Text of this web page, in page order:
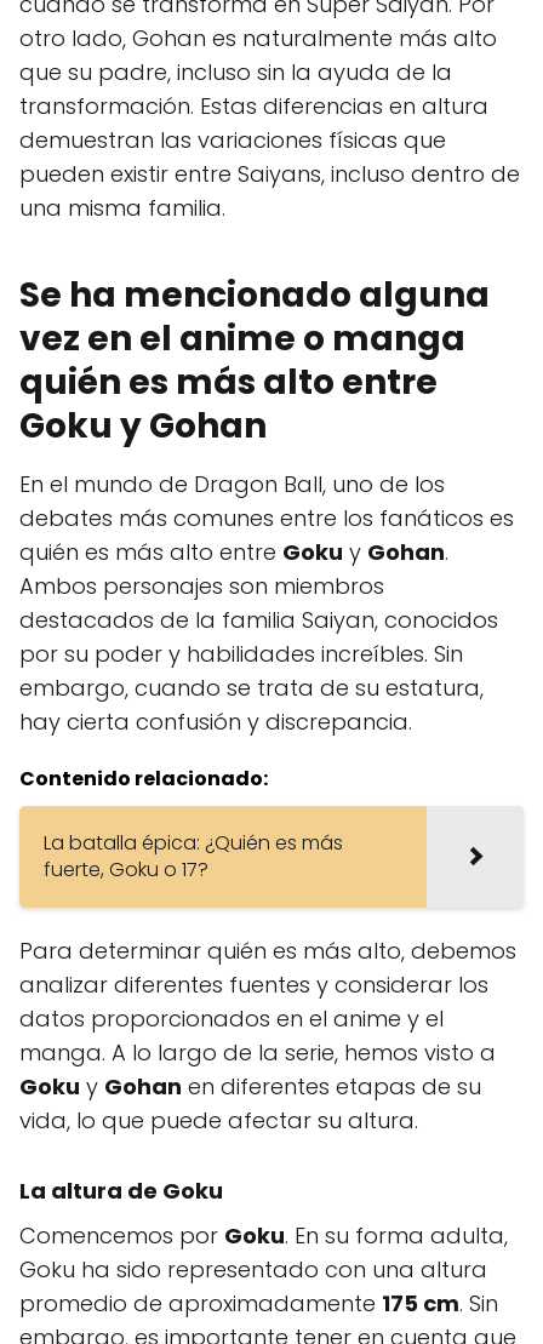
otro lado, Gohan es naturalmente más alto
que su padre, incluso sin la ayuda de la
transformación. Estas diferencias en altura
demuestran las variaciones físicas que
pueden existir entre Saiyans, incluso dentro de
una misma familia.
Se ha mencionado alguna
vez en el anime o manga
quién es más alto entre
Goku y Gohan
En el mundo de Dragon Ball, uno de los
debates más comunes entre los fanáticos es
quién es más alto entre Goku y Gohan.
Ambos personajes son miembros
destacados de la familia Saiyan, conocidos
por su poder y habilidades increíbles. Sin
embargo, cuando se trata de su estatura,
hay cierta confusión y discrepancia.
Contenido relacionado:
La batalla épica: ¿Quién es más
fuerte, Goku o 17?
Para determinar quién es más alto, debemos
analizar diferentes fuentes y considerar los
datos proporcionados en el anime y el
manga. A lo largo de la serie, hemos visto a
Goku y Gohan en diferentes etapas de su
vida, lo que puede afectar su altura.
La altura de Goku
Comencemos por Goku. En su forma adulta,
Goku ha sido representado con una altura
promedio de aproximadamente 175 cm. Sin
embargo, es importante tener en cuenta que